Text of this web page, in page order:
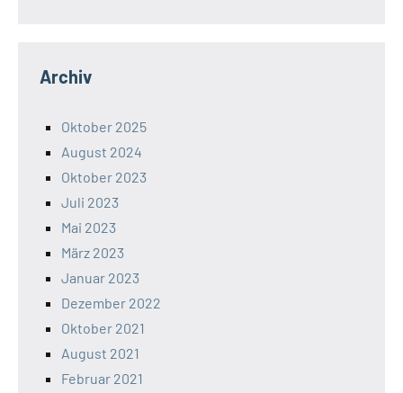
Archiv
Oktober 2025
August 2024
Oktober 2023
Juli 2023
Mai 2023
März 2023
Januar 2023
Dezember 2022
Oktober 2021
August 2021
Februar 2021